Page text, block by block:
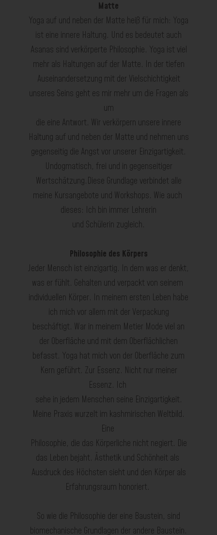
Matte
Yoga auf und neben der Matte heiß für mich: Yoga
ist eine innere Haltung. Und es bedeutet auch
Asanas sind verkörperte Philosophie. Yoga ist viel
mehr als Haltungen auf der Matte. In der tiefen
Auseinandersetzung mit der Vielschichtigkeit
unseres Seins geht es mir mehr um die Fragen als
um
die eine Antwort. Wir verkörpern unsere innere
Haltung auf und neben der Matte und nehmen uns
gegenseitig die Angst vor unserer Einzigartigkeit.
Undogmatisch, frei und in gegenseitiger
Wertschätzung.Diese Grundlage verbindet alle
meine Kursangebote und Workshops. Wie auch
dieses: Ich bin immer Lehrerin
und Schülerin zugleich.
Philosophie des Körpers
Jeder Mensch ist einzigartig. In dem was er denkt,
was er fühlt. Gehalten und verpackt von seinem
individuellen Körper. In meinem ersten Leben habe
ich mich vor allem mit der Verpackung
beschäftigt. War in meinem Metier Mode viel an
der Oberfläche und mit dem Oberflächlichen
befasst. Yoga hat mich von der Oberfläche zum
Kern geführt. Zur Essenz. Nicht nur meiner
Essenz. Ich
sehe in jedem Menschen seine Einzigartigkeit.
Meine Praxis wurzelt im kashmirischen Weltbild.
Eine
Philosophie, die das Körperliche nicht negiert. Die
das Leben bejaht. Ästhetik und Schönheit als
Ausdruck des Höchsten sieht und den Körper als
Erfahrungsraum honoriert.
So wie die Philosophie der eine Baustein, sind
biomechanische Grundlagen der andere Baustein.